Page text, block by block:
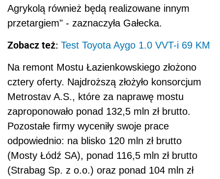
Agrykolą również będą realizowane innym
przetargiem" - zaznaczyła Gałecka.
Zobacz też: Test Toyota Aygo 1.0 VVT-i 69 KM
Na remont Mostu Łazienkowskiego złożono
cztery oferty. Najdroższą złożyło konsorcjum
Metrostav A.S., które za naprawę mostu
zaproponowało ponad 132,5 mln zł brutto.
Pozostałe firmy wyceniły swoje prace
odpowiednio: na blisko 120 mln zł brutto
(Mosty Łódź SA), ponad 116,5 mln zł brutto
(Strabag Sp. z o.o.) oraz ponad 104 mln zł